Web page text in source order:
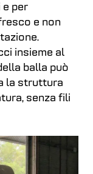
per
e non
insieme al
balla può
la struttura
senza fili